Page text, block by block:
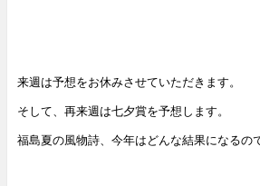
来週は予想をお休みさせていただきます。
そして、再来週は七夕賞を予想します。
福島夏の風物詩、今年はどんな結果になるの